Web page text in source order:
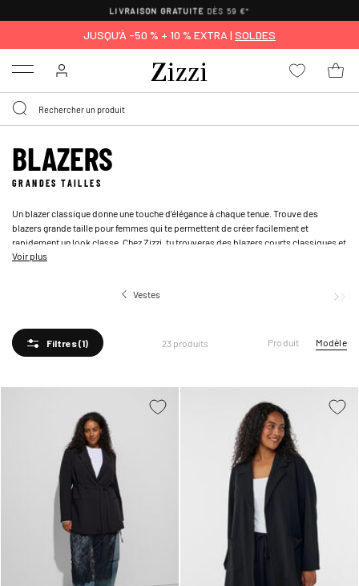
LIVRAISON GRATUITE DÈS 59 €*
JUSQU’À -50 % + 10 % EXTRA | SOLDES
Menu
BLAZERS
GRANDES TAILLES
Un blazer classique donne une touche d'élégance à chaque tenue. Trouve des
blazers grande taille pour femmes qui te permettent de créer facilement et
rapidement un look classe. Chez Zizzi, tu trouveras des blazers courts classiques et
des blazers longs très tendance. Associe-le à un
Voir plus
Vestes Blazers
Filtres(1) 23 produits Produit Modèle